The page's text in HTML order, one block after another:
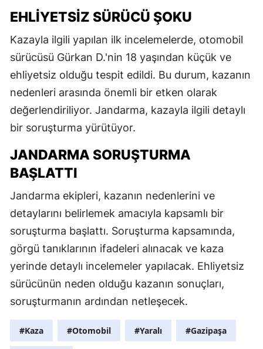
EHLIYETSIZ SÜRÜCÜ ŞOKU
Kazayla ilgili yapılan ilk incelemelerde, otomobil
sürücüsü Gürkan D.'nin 18 yaşından küçük ve
ehliyetsiz olduğu tespit edildi. Bu durum, kazanın
nedenleri arasında önemli bir etken olarak
değerlendiriliyor. Jandarma, kazayla ilgili detaylı
bir soruşturma yürütüyor.
JANDARMA SORUŞTURMA
BAŞLATTI
Jandarma ekipleri, kazanın nedenlerini ve
detaylarını belirlemek amacıyla kapsamlı bir
soruşturma başlattı. Soruşturma kapsamında,
görgü tanıklarının ifadeleri alınacak ve kaza
yerinde detaylı incelemeler yapılacak. Ehliyetsiz
sürücünün neden olduğu kazanın sonuçları,
soruşturmanın ardından netleşecek.
#Kaza #Otomobil #Yaralı #Gazipaşa